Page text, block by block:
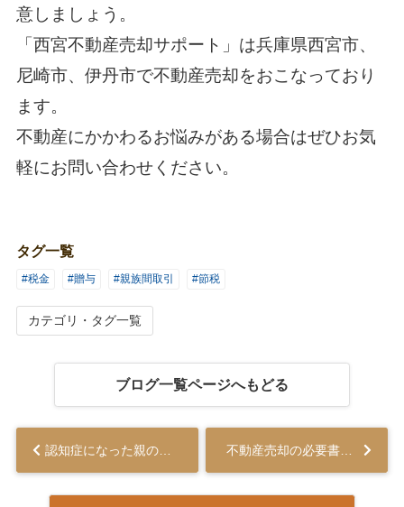
意しましょう。
「 西宮不動産売却サポート 」は兵庫県西宮市、
尼崎市、伊丹市で不動産売却をおこなっており
ます。
不動産にかかわるお悩みがある場合はぜひお気
軽にお問い合わせください。
タグ一覧
#税金 #贈与 #親族間取引 #節税
カテゴリ・タグ一覧
ブログ一覧ページへもどる
認知症になった親の不動産売却はできる？成年後見制度のご紹介...